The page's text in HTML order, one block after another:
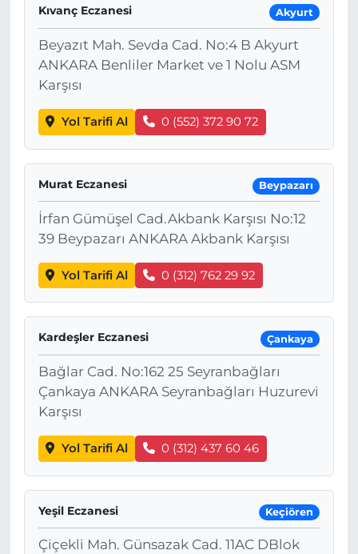
Kıvanç Eczanesi Akyurt
Beyazıt Mah. Sevda Cad. No:4 B Akyurt
ANKARA Benliler Market ve 1 Nolu ASM
Karşısı
Yol Tarifi Al 0 (552) 372 90 72
Murat Eczanesi Beypazarı
İrfan Gümüşel Cad.Akbank Karşısı No:12
39 Beypazarı ANKARA Akbank Karşısı
Yol Tarifi Al 0 (312) 762 29 92
Kardeşler Eczanesi Çankaya
Bağlar Cad. No:162 25 Seyranbağları
Çankaya ANKARA Seyranbağları Huzurevi
Karşısı
Yol Tarifi Al 0 (312) 437 60 46
Yeşil Eczanesi Keçiören
Çiçekli Mah. Günsazak Cad. 11AC DBlok